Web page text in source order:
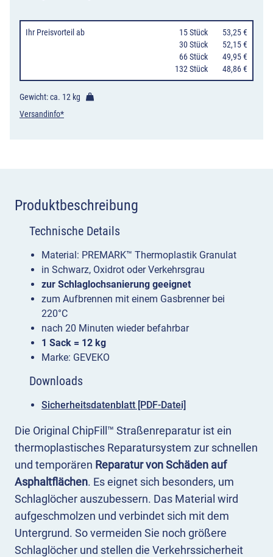
Farben,
12
kg
Granulat
Ihr Preisvorteil ab 15 Stück
53,25 €
30 Stück
52,15 €
66 Stück
49,95 €
132 Stück
48,86 €
Gewicht: ca. 12 kg
Versandinfo*
Produktbeschreibung
Die Original ChipFill™ Straßenreparatur ist ein
thermoplastisches Reparatursystem zur schnellen
und temporären Reparatur von Schäden auf
Asphaltflächen. Es eignet sich besonders, um
Schlaglöcher auszubessern. Das Material wird
aufgeschmolzen und verbindet sich mit dem
Untergrund. So vermeiden Sie noch größere
Schlaglöcher und stellen die Verkehrssicherheit
Technische Details
Material: PREMARK™ Thermoplastik Granulat
in Schwarz, Oxidrot oder Verkehrsgrau
zur Schlaglochsanierung geeignet
zum Aufbrennen mit einem Gasbrenner bei
220°C
nach 20 Minuten wieder befahrbar
1 Sack = 12 kg
Marke: GEVEKO
Downloads
Sicherheitsdatenblatt [PDF-Datei]